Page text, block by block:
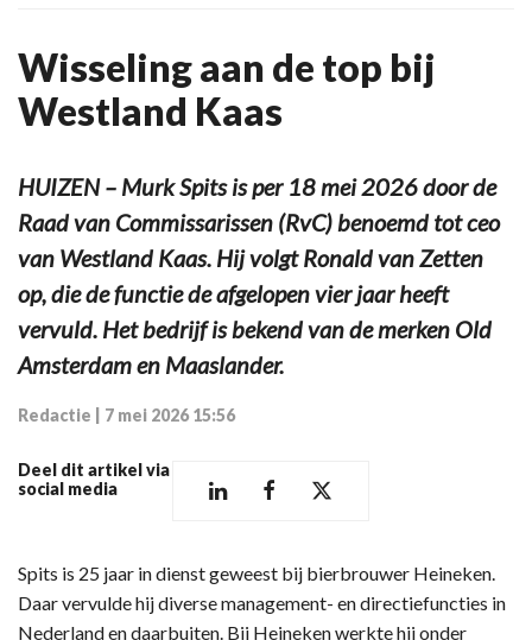
Wisseling aan de top bij
Westland Kaas
HUIZEN – Murk Spits is per 18 mei 2026 door de
Raad van Commissarissen (RvC) benoemd tot ceo
van Westland Kaas. Hij volgt Ronald van Zetten
op, die de functie de afgelopen vier jaar heeft
vervuld. Het bedrijf is bekend van de merken Old
Amsterdam en Maaslander.
Redactie 7 mei 2026 15:56
Deel dit artikel via
social media
Spits is 25 jaar in dienst geweest bij bierbrouwer Heineken.
Daar vervulde hij diverse management- en directiefuncties in
Nederland en daarbuiten. Bij Heineken werkte hij onder